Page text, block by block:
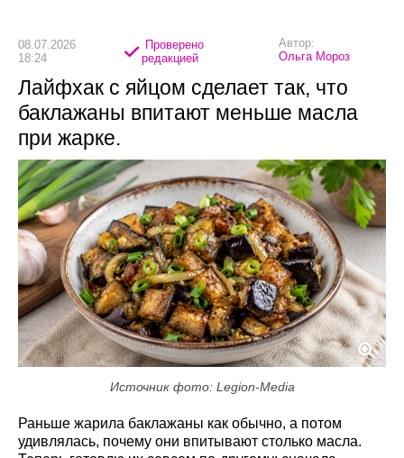
08.07.2026
18:24
Проверено
редакцией
Автор:
Ольга Мороз
Лайфхак с яйцом сделает так, что
баклажаны впитают меньше масла
при жарке.
Источник фото: Legion-Media
Раньше жарила баклажаны как обычно, а потом
удивлялась, почему они впитывают столько масла.